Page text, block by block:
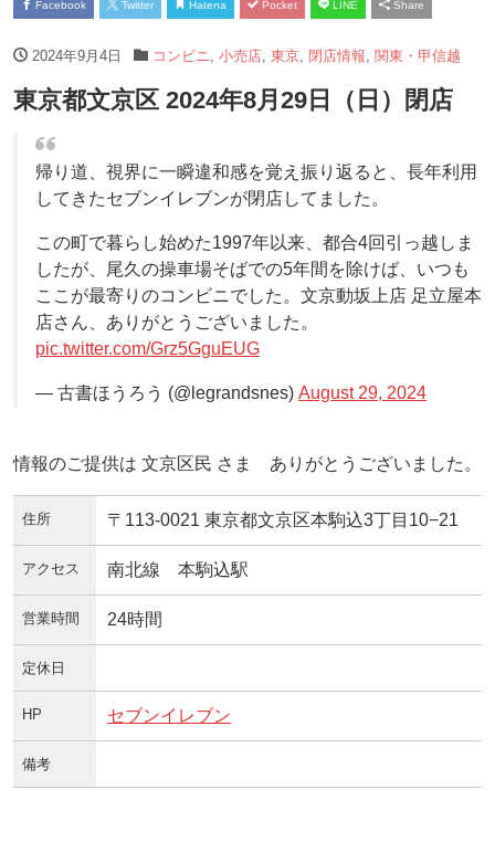
Facebook Twitter Hatena Pocket LINE Share
2024年9月4日 コンビニ 小売店, 東京, 閉店情報 関東・甲信越
東京都文京区 2024年8月29日（日）閉店
帰り道、視界に一瞬違和感を覚え振り返ると、長年利用
してきたセブンイレブンが閉店してました。
この町で暮らし始めた1997年以来、都合4回引っ越しま
したが、尾久の操車場そばでの5年間を除けば、いつも
ここが最寄りのコンビニでした。文京動坂上店 足立屋本
店さん、ありがとうございました。
pic.twitter.com/Grz5GguEUG
— 古書ほうろう (@legrandsnes) August 29, 2024
情報のご提供は 文京区民 さま ありがとうございました。
住所 〒113-0021 東京都文京区本駒込3丁目10−21
アクセス 南北線 本駒込駅
営業時間 24時間
定休日
HP セブンイレブン
備考